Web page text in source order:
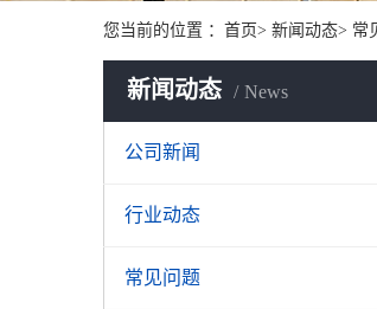
您当前的位置 ：首页> 新闻动态>
新闻动态 News
公司新闻
行业动态
常见问题